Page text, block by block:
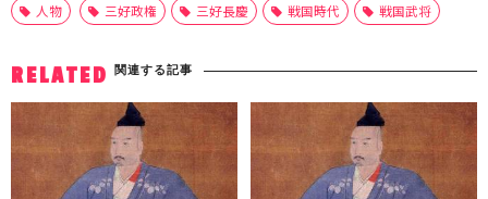
人物 三好政権 三好長慶 戦国時代 戦国武将
RELATED 関連する記事